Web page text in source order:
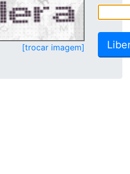
[trocar imagem]